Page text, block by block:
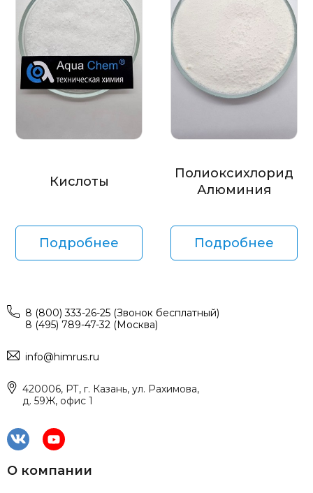
Кислоты
Подробнее
Полиоксихлорид
Алюминия
Подробнее
8 (800) 333-26-25 (Звонок бесплатный)
8 (495) 789-47-32 (Москва)
info@himrus.ru
420006, РТ, г. Казань, ул. Рахимова,
д. 59Ж, офис 1
О компании